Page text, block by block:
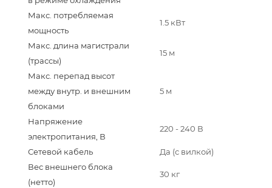
Макс. потребляемая
мощность
1.5 кВт
Макс. длина магистрали
(трассы)
15 м
Макс. перепад высот
между внутр. и внешним
блоками
5 м
Напряжение
электропитания, В
220 - 240 В
Сетевой кабель
Да (с вилкой)
Вес внешнего блока
(нетто)
30 кг